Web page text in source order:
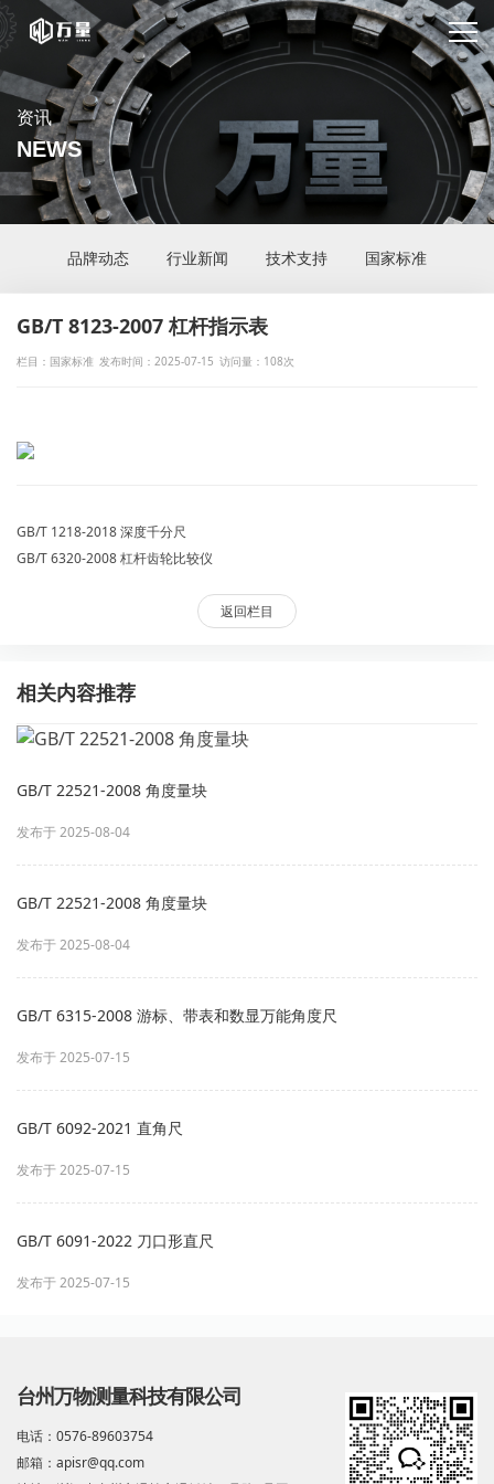
资讯
NEWS
品牌动态 行业新闻 技术支持 国家标准
GB/T 8123-2007 杠杆指示表
栏目：国家标准 发布时间：2025-07-15 访问量：108次
GB/T 1218-2018 深度千分尺
GB/T 6320-2008 杠杆齿轮比较仪
返回栏目
相关内容推荐
GB/T 22521-2008 角度量块
发布于 2025-08-04
GB/T 22521-2008 角度量块
发布于 2025-08-04
GB/T 6315-2008 游标、带表和数显万能角度尺
发布于 2025-07-15
GB/T 6092-2021 直角尺
发布于 2025-07-15
GB/T 6091-2022 刀口形直尺
发布于 2025-07-15
台州万物测量科技有限公司
电话：0576-89603754
邮箱：apisr@qq.com